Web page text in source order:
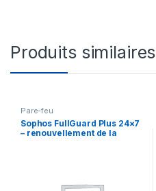
Produits similaires
Pare-feu
Sophos FullGuard Plus 24×7
– renouvellement de la